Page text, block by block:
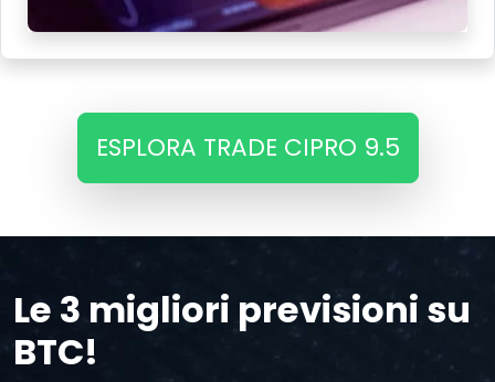
ESPLORA TRADE CIPRO 9.5
Le 3 migliori previsioni su
BTC!